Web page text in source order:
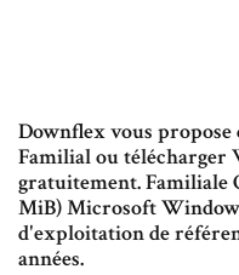
Downflex vous
Familial ou télécharger
gratuitement. Familiale
MiB) Microsoft
d'exploitation de
années.